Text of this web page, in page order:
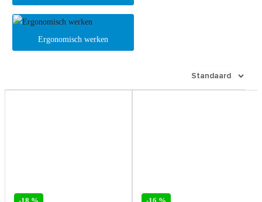
Ergonomisch werken